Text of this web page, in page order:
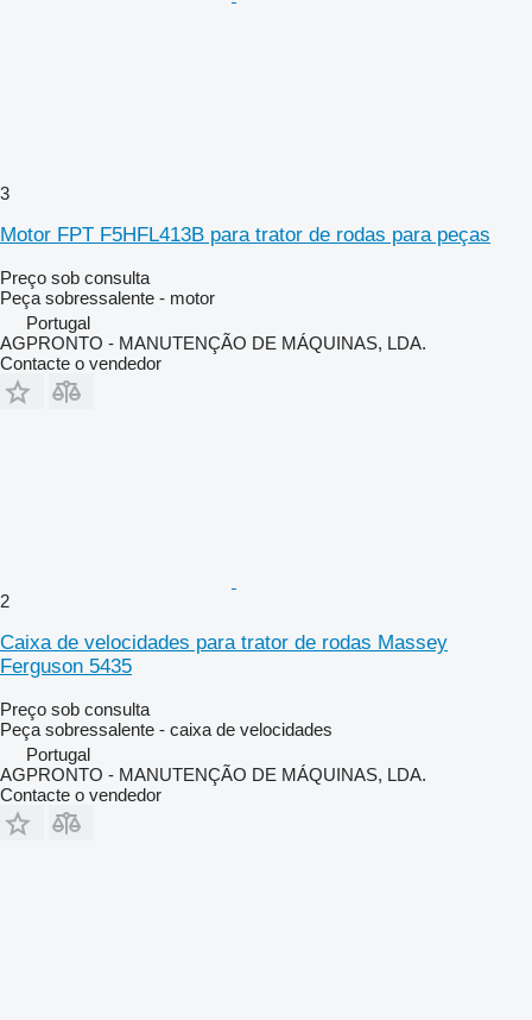
3
Motor FPT F5HFL413B para trator de rodas para peças
Preço sob consulta
Peça sobressalente - motor
Portugal
AGPRONTO - MANUTENÇÃO DE MÁQUINAS, LDA.
Contacte o vendedor
2
Caixa de velocidades para trator de rodas Massey
Ferguson 5435
Preço sob consulta
Peça sobressalente - caixa de velocidades
Portugal
AGPRONTO - MANUTENÇÃO DE MÁQUINAS, LDA.
Contacte o vendedor